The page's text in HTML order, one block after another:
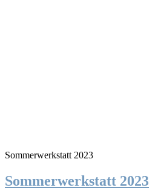
Sommerwerkstatt 2023
Sommerwerkstatt 2023